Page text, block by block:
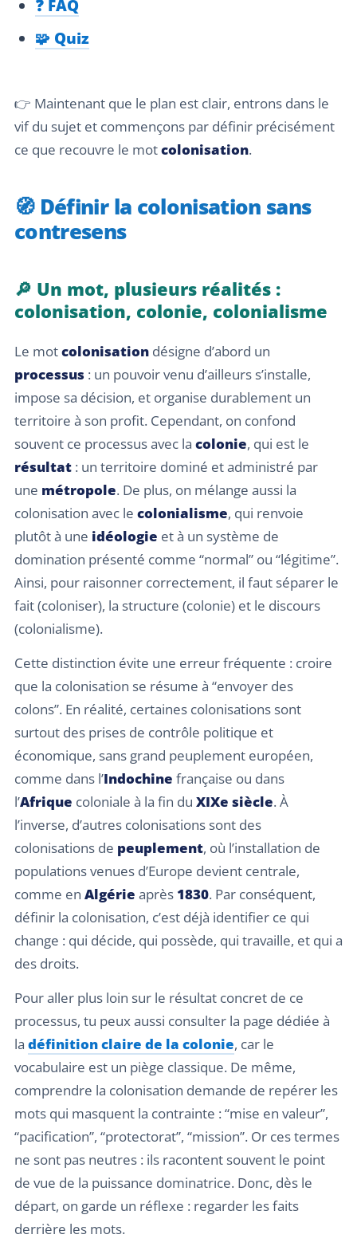
❓ FAQ
🧩 Quiz
👉 Maintenant que le plan est clair, entrons dans le
vif du sujet et commençons par définir précisément
ce que recouvre le motcolonisation.
🧭 Définir la colonisation sans
contresens
🔎 Un mot, plusieurs réalités :
colonisation, colonie, colonialisme
Le motcolonisation désigne d’abord un
processus : un pouvoir venu d’ailleurs s’installe,
impose sa décision, et organise durablement un
territoire à son profit. Cependant, on confond
souvent ce processus avec la colonie, qui est le
résultat : un territoire dominé et administré par
une métropole. De plus, on mélange aussi la
colonisation avec le colonialisme, qui renvoie
plutôt à une idéologie et à un système de
domination présenté comme “normal” ou “légitime”.
Ainsi, pour raisonner correctement, il faut séparer le
fait (coloniser), la structure (colonie) et le discours
(colonialisme).
Cette distinction évite une erreur fréquente : croire
que la colonisation se résume à “envoyer des
colons”. En réalité, certaines colonisations sont
surtout des prises de contrôle politique et
économique, sans grand peuplement européen,
comme dans l’Indochine française ou dans
l’Afrique coloniale à la fin du XIXe siècle. À
l’inverse, d’autres colonisations sont des
colonisations de peuplement, où l’installation de
populations venues d’Europe devient centrale,
comme en Algérie après 1830. Par conséquent,
définir la colonisation, c’est déjà identifier ce qui
change : qui décide, qui possède, qui travaille, et qui a
des droits.
Pour aller plus loin sur le résultat concret de ce
processus, tu peux aussi consulter la page dédiée à
la définition claire de la colonie, car le
vocabulaire est un piège classique. De même,
comprendre la colonisation demande de repérer les
mots qui masquent la contrainte : “mise en valeur”,
“pacification”, “protectorat”, “mission”. Or ces termes
ne sont pas neutres : ils racontent souvent le point
de vue de la puissance dominatrice. Donc, dès le
départ, on garde un réflexe : regarder les faits
derrière les mots.